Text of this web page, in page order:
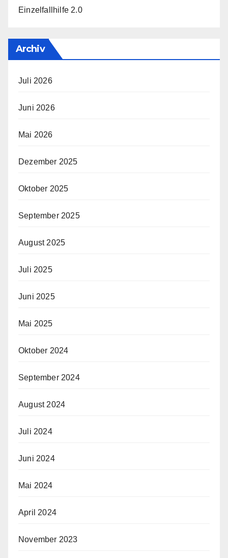
Einzelfallhilfe 2.0
Archiv
Juli 2026
Juni 2026
Mai 2026
Dezember 2025
Oktober 2025
September 2025
August 2025
Juli 2025
Juni 2025
Mai 2025
Oktober 2024
September 2024
August 2024
Juli 2024
Juni 2024
Mai 2024
April 2024
November 2023